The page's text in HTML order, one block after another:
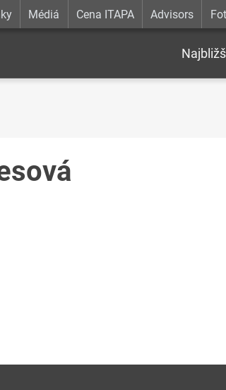
Médiá Cena ITAPA Advisors